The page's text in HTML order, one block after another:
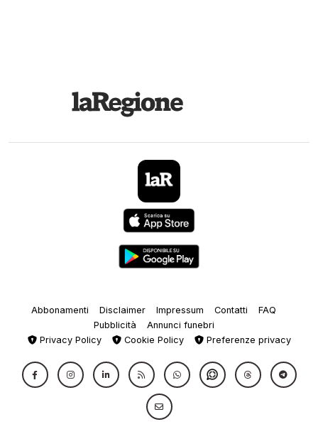
Abbonamenti Disclaimer Impressum Contatti
FAQ
Pubblicità
Annunci funebri
Privacy Policy
Cookie Policy Preferenze privacy